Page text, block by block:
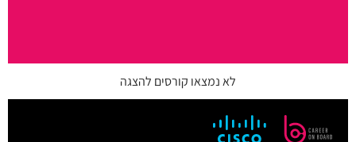
לא נמצאו קורסים להצגה